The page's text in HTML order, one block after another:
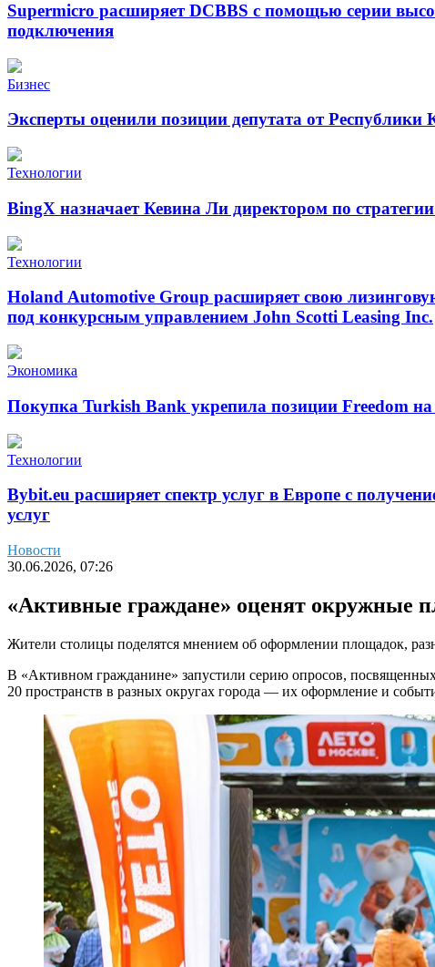
Supermicro расширяет DCBBS с помощью серии
подключения
Бизнес
Эксперты оценили позиции депутата от
Технологии
BingX назначает Кевина Ли директором по
Технологии
Holand Automotive Group расширяет свою
под конкурсным управлением John Scotti Leasing Inc.
Экономика
Покупка Turkish Bank укрепила позиции Freedom
Технологии
Bybit.eu расширяет спектр услуг в Европе с
услуг
Новости
30.06.2026, 07:26
«Активные граждане» оценят окружные
Жители столицы поделятся мнением об оформлении площадок,
В «Активном гражданине» запустили серию опросов,
20 пространств в разных округах города — их оформление и